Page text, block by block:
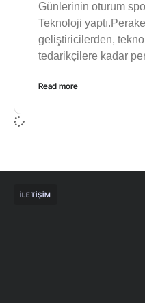
Günlerinin oturum
Teknoloji
geliştiricilerden,
tedarikçilere kadar
Read more
İLETIŞIM